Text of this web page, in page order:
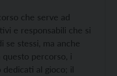
che serve ad
e responsabili che si
se stessi, ma anche
percorso, i
al gioco; il